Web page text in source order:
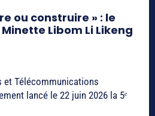
ou construire » : le
Libom Li Likeng
et Télécommunications
lancé le 22 juin 2026 la 5ᵉ